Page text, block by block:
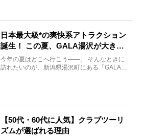
日本最大級*の爽快系アトラクション
誕生！ この夏、GALA湯沢が大きく
生まれ変わる
今年の夏はどこへ行こう――。 そんなときに
訪れたいのが、新潟県湯沢町にある「GALA湯
【50代・60代に人気】クラブツーリ
ズムが選ばれる理由